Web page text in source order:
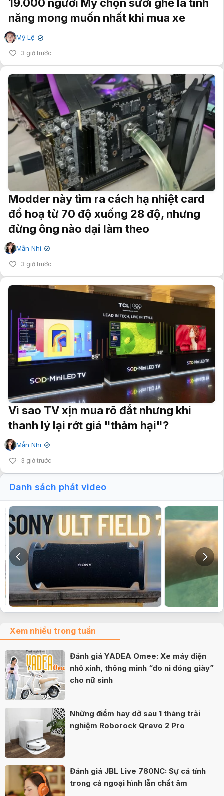
19.000 người Mỹ chọn sưởi ghế là tính
năng mong muốn nhất khi mua xe
Mỹ Lệ ✔
3 giờ trước
Modder này tìm ra cách hạ nhiệt card
đồ hoạ từ 70 độ xuống 28 độ, nhưng
đừng ông nào dại làm theo
Mẫn Nhi ✔
3 giờ trước
Vì sao TV xịn mua rõ đắt nhưng khi
thanh lý lại rớt giá "thảm hại"?
Mẫn Nhi ✔
3 giờ trước
Danh sách phát video
Xem nhiều trong tuần
Đánh giá YADEA Omee: Xe máy điện
nhỏ xinh, thông minh “đo ni đóng giày”
cho nữ sinh
Những điểm hay dở sau 1 tháng trải
nghiệm Roborock Qrevo 2 Pro
Đánh giá JBL Live 780NC: Sự cá tính
trong cả ngoại hình lẫn chất âm